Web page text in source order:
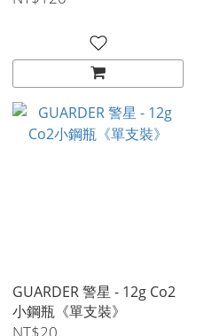
GUARDER 警星 - 12g Co2
小鋼瓶《單支裝》